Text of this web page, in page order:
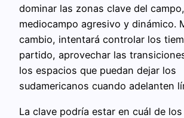
dominar las zonas clave del
mediocampo agresivo y dinámico.
cambio, intentará controlar los
partido, aprovechar las
los espacios que puedan dejar los
sudamericanos cuando adelanten
La clave podría estar en cuál de